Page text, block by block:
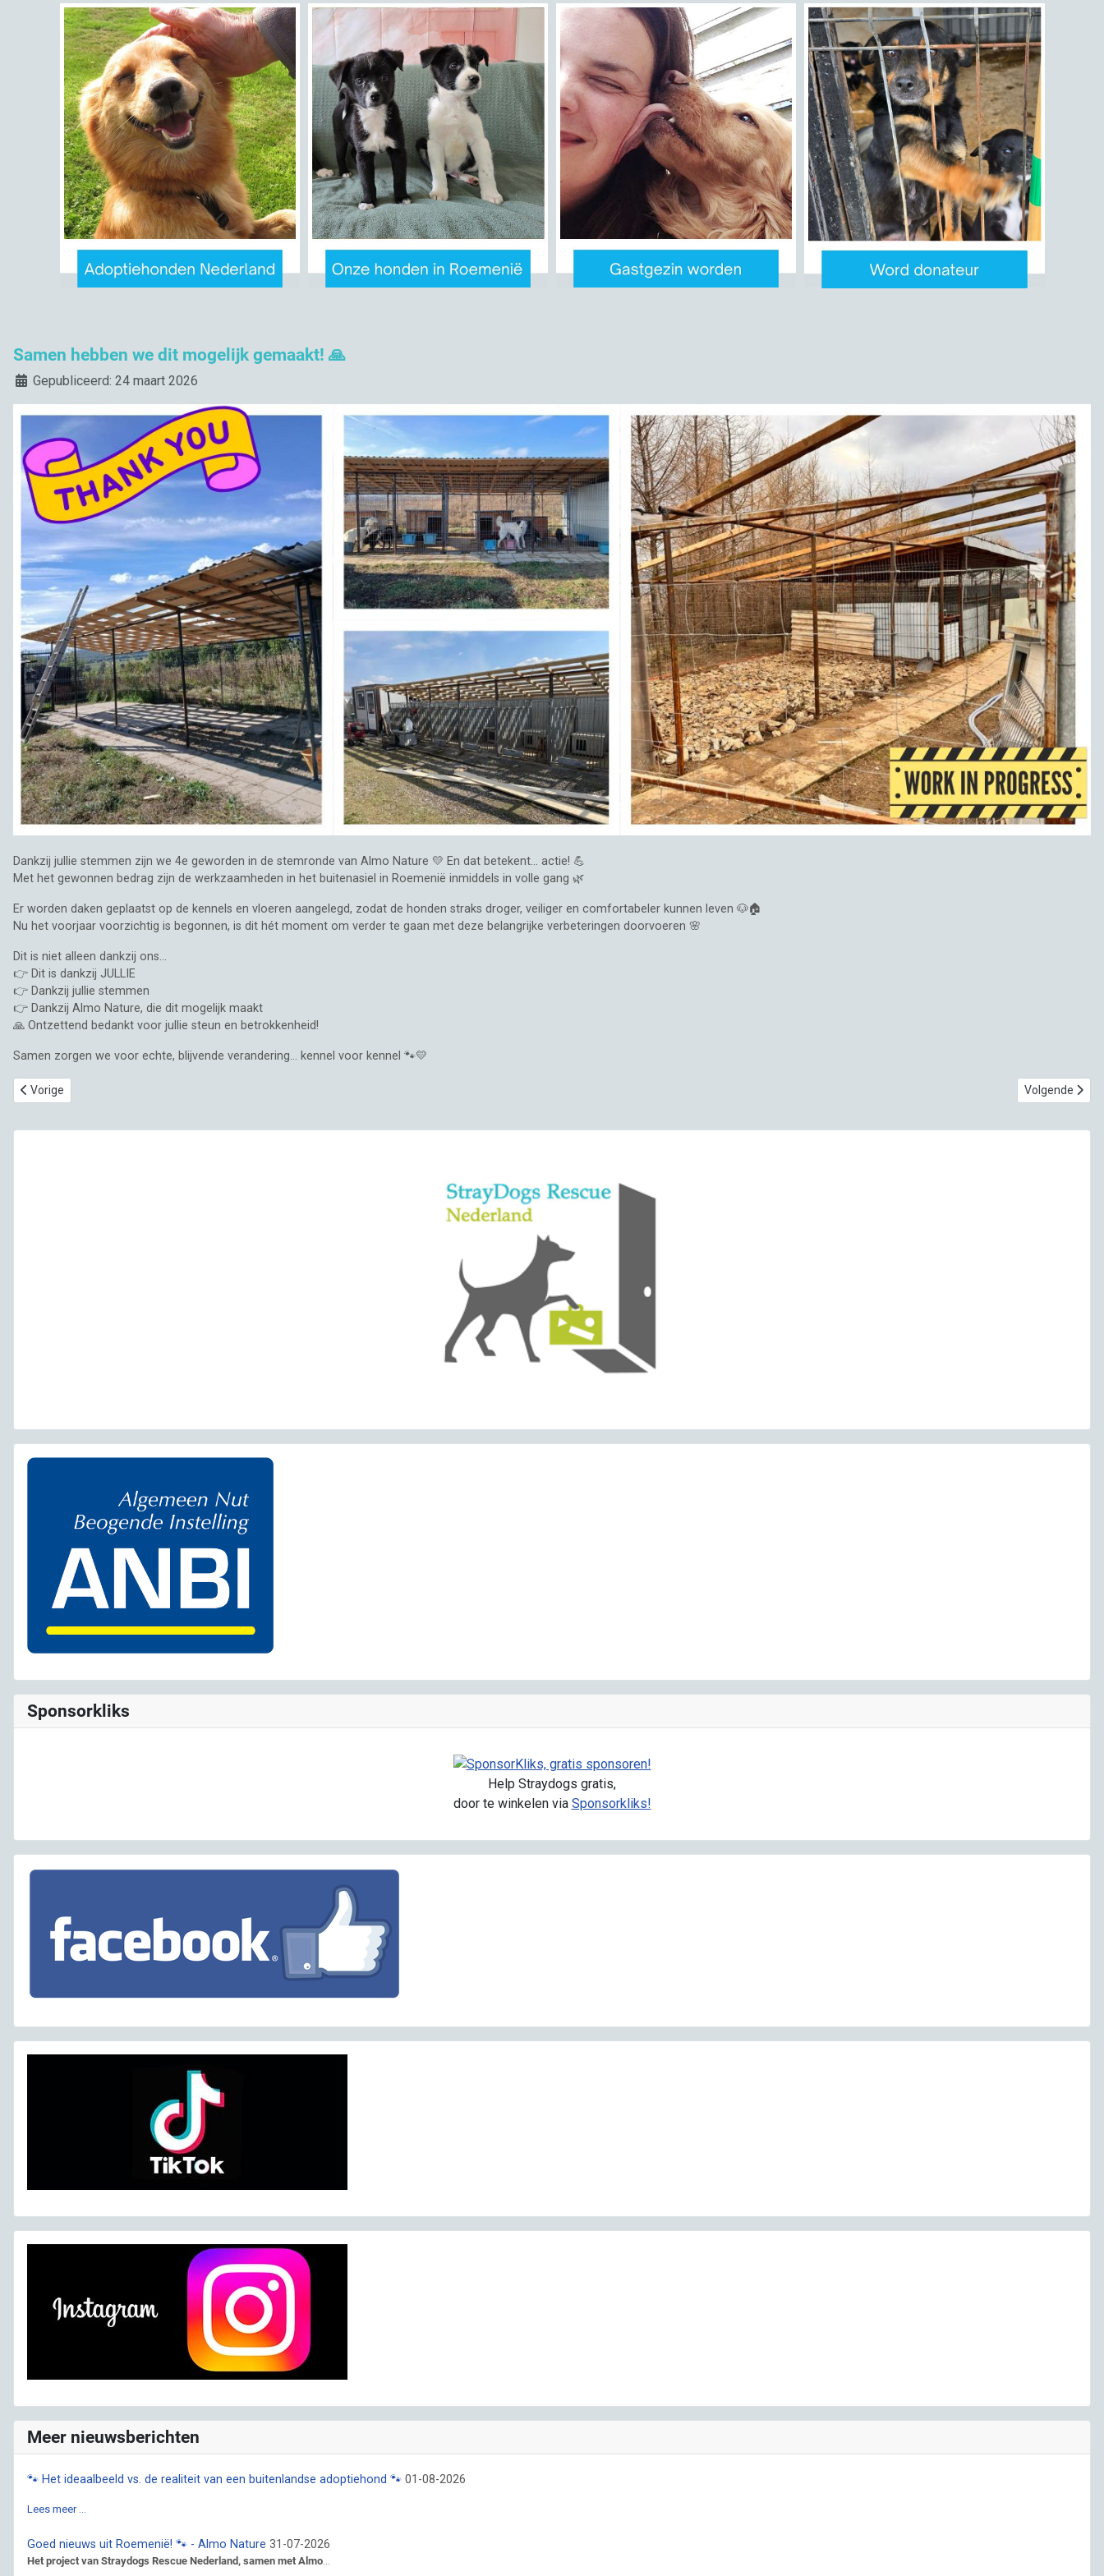
Samen hebben we dit mogelijk gemaakt! 🙏
DetailsGepubliceerd: 24 maart 2026
Dankzij jullie stemmen zijn we 4e geworden in de stemronde van Almo Nature 💛 En dat betekent… actie! 💪
Met het gewonnen bedrag zijn de werkzaamheden in het buitenasiel in Roemenië inmiddels in volle gang 🌿
Er worden daken geplaatst op de kennels en vloeren aangelegd, zodat de honden straks droger, veiliger en comfortabeler kunnen leven 🐶🏠
Nu het voorjaar voorzichtig is begonnen, is dit hét moment om verder te gaan met deze belangrijke verbeteringen doorvoeren 🌸
Dit is niet alleen dankzij ons…
👉 Dit is dankzij JULLIE
👉 Dankzij jullie stemmen
👉 Dankzij Almo Nature, die dit mogelijk maakt
🙏 Ontzettend bedankt voor jullie steun en betrokkenheid!
Samen zorgen we voor echte, blijvende verandering… kennel voor kennel 🐾💛
Vorig artikel: 🎉 GOED NIEUWS BERICHT 🎉
Vorige Volgende
Volgende
Sponsorkliks
Help Straydogs gratis,
door te winkelen via Sponsorkliks!
Meer nieuwsberichten
🐾 Het ideaalbeeld vs. de realiteit van een buitenlandse adoptiehond 🐾 01-08-2026
Lees meer …
Goed nieuws uit Roemenië! 🐾 - Almo Nature 31-07-2026
Het project van Straydogs Rescue Nederland, samen met Almo...